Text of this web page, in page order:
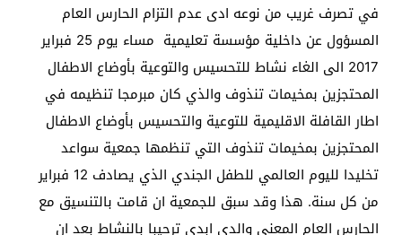
في تصرف غريب من نوعه ادى عدم التزام الحارس العام
المسؤول عن داخلية مؤسسة تعليمية مساء يوم 25 فبراير
2017 الى الغاء نشاط للتحسيس والتوعية بأوضاع الاطفال
المحتجزين بمخيمات تنذوف والذي كان مبرمجا تنظيمه في
اطار القافلة الاقليمية للتوعية والتحسيس بأوضاع الاطفال
المحتجزين بمخيمات تنذوف التي تنظمها جمعية سواعد
تخليدا لليوم العالمي للطفل الجندي الذي يصادف 12 فبراير
من كل سنة. هذا وقد سبق للجمعية ان قامت بالتنسيق مع
الحارس العام المعني والدي ابدى ترحيبا بالنشاط بعد ان